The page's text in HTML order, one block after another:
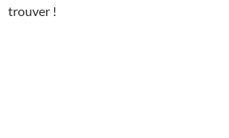
trouver !